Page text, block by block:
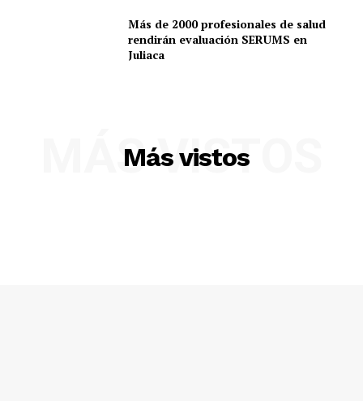
SUSCRIBETE
Más de 2000 profesionales de salud
rendirán evaluación SERUMS en
Juliaca
Más vistos
MÁS VISTOS